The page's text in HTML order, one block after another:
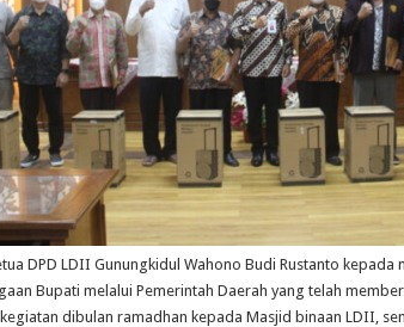
DPD LDII Gunungkidul Wahono Budi Rustanto kepada
Bupati melalui Pemerintah Daerah yang telah
dibulan ramadhan kepada Masjid binaan LDII,